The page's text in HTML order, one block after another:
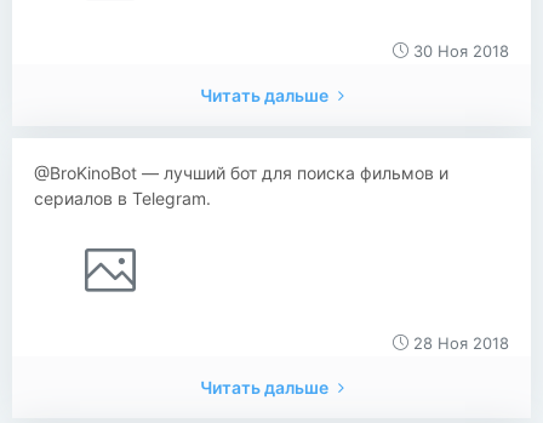
30 Ноя 2018
Читать дальше
@BroKinoBot — лучший бот для поиска фильмов и
сериалов в Telegram.
28 Ноя 2018
Читать дальше